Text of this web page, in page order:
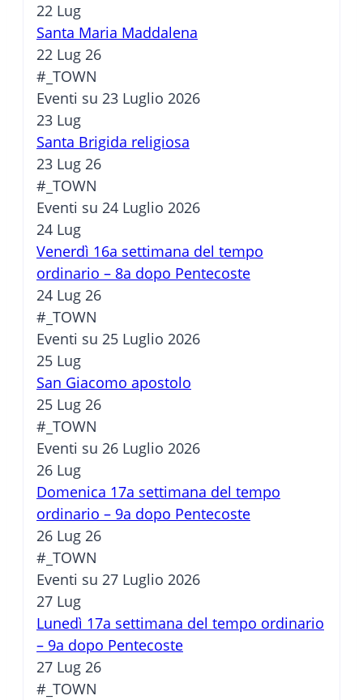
22 Lug
Santa Maria Maddalena
22 Lug 26
#_TOWN
Eventi su 23 Luglio 2026
23 Lug
Santa Brigida religiosa
23 Lug 26
#_TOWN
Eventi su 24 Luglio 2026
24 Lug
Venerdì 16a settimana del tempo
ordinario – 8a dopo Pentecoste
24 Lug 26
#_TOWN
Eventi su 25 Luglio 2026
25 Lug
San Giacomo apostolo
25 Lug 26
#_TOWN
Eventi su 26 Luglio 2026
26 Lug
Domenica 17a settimana del tempo
ordinario – 9a dopo Pentecoste
26 Lug 26
#_TOWN
Eventi su 27 Luglio 2026
27 Lug
Lunedì 17a settimana del tempo ordinario
– 9a dopo Pentecoste
27 Lug 26
#_TOWN